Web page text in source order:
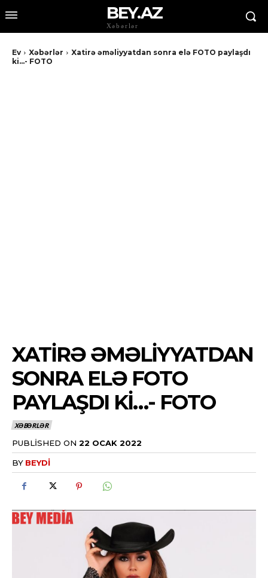
BEY.AZ
Xəbərlər
Ev Xəbərlər
Xatirə əməliyyatdan sonra elə FOTO paylaşdı
ki...- FOTO
XATIRƏ ƏMƏLIYYATDAN
SONRA ELƏ FOTO
PAYLAŞDI KI…- FOTO
XƏBƏRLƏR
PUBLISHED ON 22 OCAK 2022
BY BEYDI